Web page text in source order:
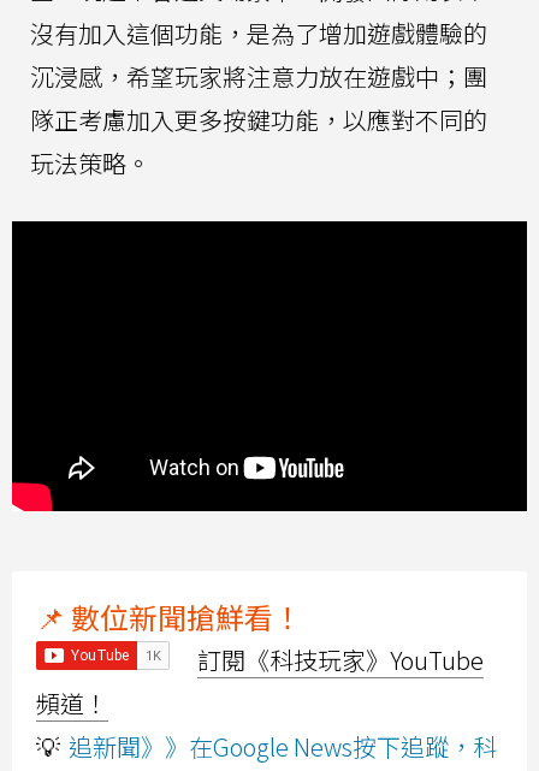
沒有加入這個功能，是為了增加遊戲體驗的
沉浸感，希望玩家將注意力放在遊戲中；團
隊正考慮加入更多按鍵功能，以應對不同的
玩法策略。
📌 數位新聞搶鮮看！
訂閱《科技玩家》YouTube
頻道！
💡 追新聞》》在Google News按下追蹤，科